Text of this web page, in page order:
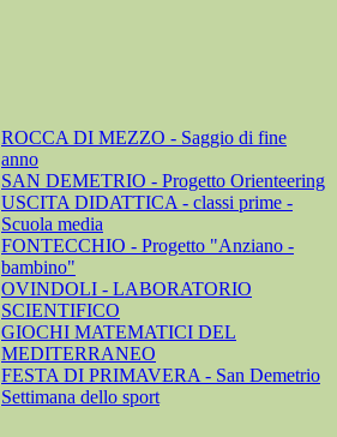
ROCCA DI MEZZO - Saggio di fine
anno
SAN DEMETRIO - Progetto Orienteering
USCITA DIDATTICA - classi prime -
Scuola media
FONTECCHIO - Progetto "Anziano -
bambino"
OVINDOLI - LABORATORIO
SCIENTIFICO
GIOCHI MATEMATICI DEL
MEDITERRANEO
FESTA DI PRIMAVERA - San Demetrio
Settimana dello sport